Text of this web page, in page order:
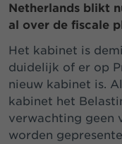
Netherlands blikt
al over de fiscale
Het kabinet is
duidelijk of er op
nieuw kabinet is.
kabinet het
verwachting geen
worden